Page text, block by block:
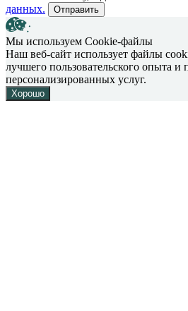
данных.
Отправить
Мы используем Cookie-файлы
Наш веб-сайт использует файлы
лучшего пользовательского опыта и
персонализированных услуг.
Хорошо